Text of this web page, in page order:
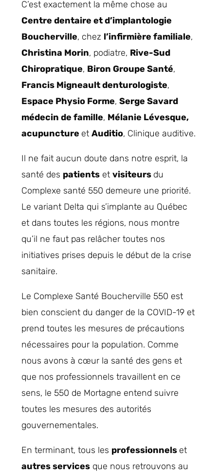
C’est exactement la même chose au
Centre dentaire et d’implantologie
Boucherville, chez l’infirmière familiale,
Christina Morin, podiatre, Rive-Sud
Chiropratique, Biron Groupe Santé,
Francis Migneault denturologiste,
Espace Physio Forme, Serge Savard
médecin de famille, Mélanie Lévesque,
acupuncture et Auditio, Clinique auditive.
Il ne fait aucun doute dans notre esprit, la
santé des patients et visiteurs du
Complexe santé 550 demeure une priorité.
Le variant Delta qui s’implante au Québec
et dans toutes les régions, nous montre
qu’il ne faut pas relâcher toutes nos
initiatives prises depuis le début de la crise
sanitaire.
Le Complexe Santé Boucherville 550 est
bien conscient du danger de la COVID-19 et
prend toutes les mesures de précautions
nécessaires pour la population. Comme
nous avons à cœur la santé des gens et
que nos professionnels travaillent en ce
sens, le 550 de Mortagne entend suivre
toutes les mesures des autorités
gouvernementales.
En terminant, tous les professionnels et
autres services que nous retrouvons au